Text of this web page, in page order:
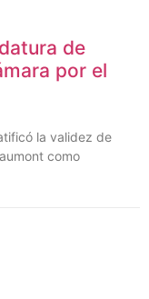
de
por el
la validez de
como